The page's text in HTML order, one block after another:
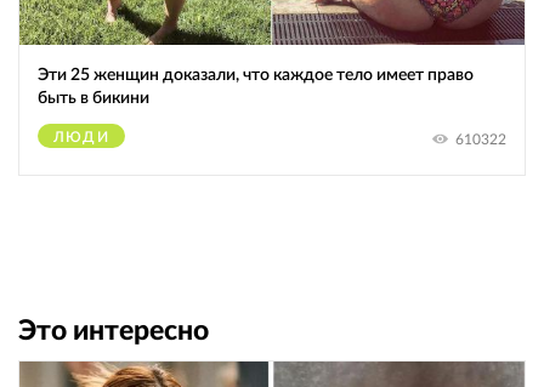
Эти 25 женщин доказали, что каждое тело имеет право
быть в бикини
ЛЮДИ 610322
Это интересно